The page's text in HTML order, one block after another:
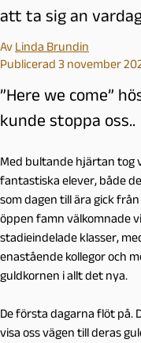
att ta sig an
Av Linda Brundin
Publicerad 3 november
”Here we come”
kunde stoppa oss..
Med bultande hjärtan tog
fantastiska elever, både
som dagen till ära gick
öppen famn välkomnade
stadieindelade klasser,
enastående kollegor och
guldkornen i allt det nya.
De första dagarna flöt på.
visa oss vägen till deras